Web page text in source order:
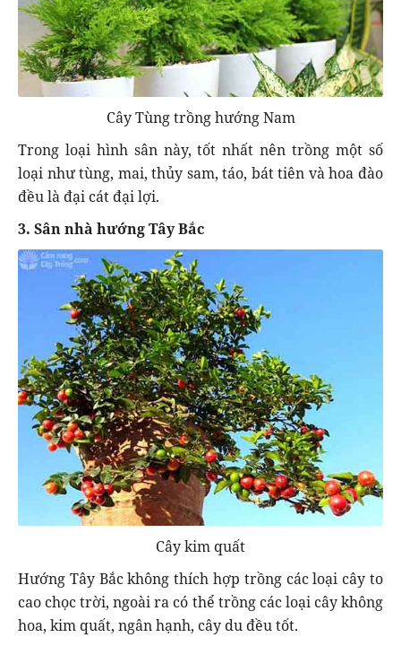
Cây Tùng trồng hướng Nam
Trong loại hình sân này, tốt nhất nên trồng một số
loại như tùng, mai, thủy sam, táo, bát tiên và hoa đào
đều là đại cát đại lợi.
3. Sân nhà hướng Tây Bắc
Cây kim quất
Hướng Tây Bắc không thích hợp trồng các loại cây to
cao chọc trời, ngoài ra có thể trồng các loại cây không
hoa, kim quất, ngân hạnh, cây du đều tốt.